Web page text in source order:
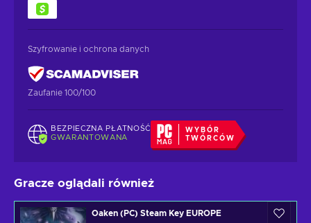
Szyfrowanie i ochrona danych
Zaufanie 100/100
BEZPIECZNA PŁATNOŚĆ
GWARANTOWANA
WYBÓR
TWÓRCÓW
Gracze oglądali również
Oaken (PC) Steam Key EUROPE